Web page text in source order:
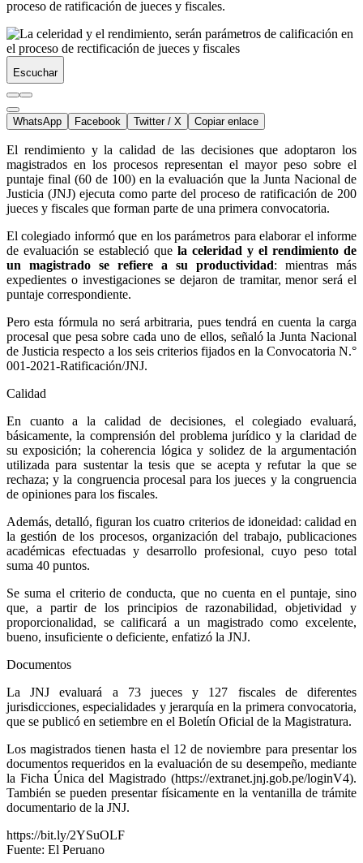
proceso de ratificación de jueces y fiscales.
Escuchar
WhatsApp Facebook Twitter / X Copiar enlace
El rendimiento y la calidad de las decisiones que adoptaron los
magistrados en los procesos representan el mayor peso sobre el
puntaje final (60 de 100) en la evaluación que la Junta Nacional de
Justicia (JNJ) ejecuta como parte del proceso de ratificación de 200
jueces y fiscales que forman parte de una primera convocatoria.
El colegiado informó que en los parámetros para elaborar el informe
de evaluación se estableció que la celeridad y el rendimiento de
un magistrado se refiere a su productividad: mientras más
expedientes o investigaciones se dejaron de tramitar, menor será el
puntaje correspondiente.
Pero esta fórmula no será arbitraria, pues tendrá en cuenta la carga
procesal que pesa sobre cada uno de ellos, señaló la Junta Nacional
de Justicia respecto a los seis criterios fijados en la Convocatoria N.°
001-2021-Ratificación/JNJ.
Calidad
En cuanto a la calidad de decisiones, el colegiado evaluará,
básicamente, la comprensión del problema jurídico y la claridad de
su exposición; la coherencia lógica y solidez de la argumentación
utilizada para sustentar la tesis que se acepta y refutar la que se
rechaza; y la congruencia procesal para los jueces y la congruencia
de opiniones para los fiscales.
Además, detalló, figuran los cuatro criterios de idoneidad: calidad en
la gestión de los procesos, organización del trabajo, publicaciones
académicas efectuadas y desarrollo profesional, cuyo peso total
suma 40 puntos.
Se suma el criterio de conducta, que no cuenta en el puntaje, sino
que, a partir de los principios de razonabilidad, objetividad y
proporcionalidad, se calificará a un magistrado como excelente,
bueno, insuficiente o deficiente, enfatizó la JNJ.
Documentos
La JNJ evaluará a 73 jueces y 127 fiscales de diferentes
jurisdicciones, especialidades y jerarquía en la primera convocatoria,
que se publicó en setiembre en el Boletín Oficial de la Magistratura.
Los magistrados tienen hasta el 12 de noviembre para presentar los
documentos requeridos en la evaluación de su desempeño, mediante
la Ficha Única del Magistrado (https://extranet.jnj.gob.pe/loginV4).
También se pueden presentar físicamente en la ventanilla de trámite
documentario de la JNJ.
https://bit.ly/2YSuOLF
Fuente: El Peruano